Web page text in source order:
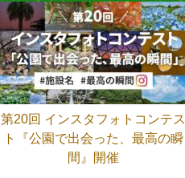
第20回 インスタフォトコンテス
ト『公園で出会った、最高の瞬
間』開催